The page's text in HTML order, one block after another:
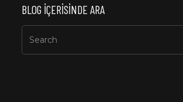
BLOG IÇERISINDE ARA